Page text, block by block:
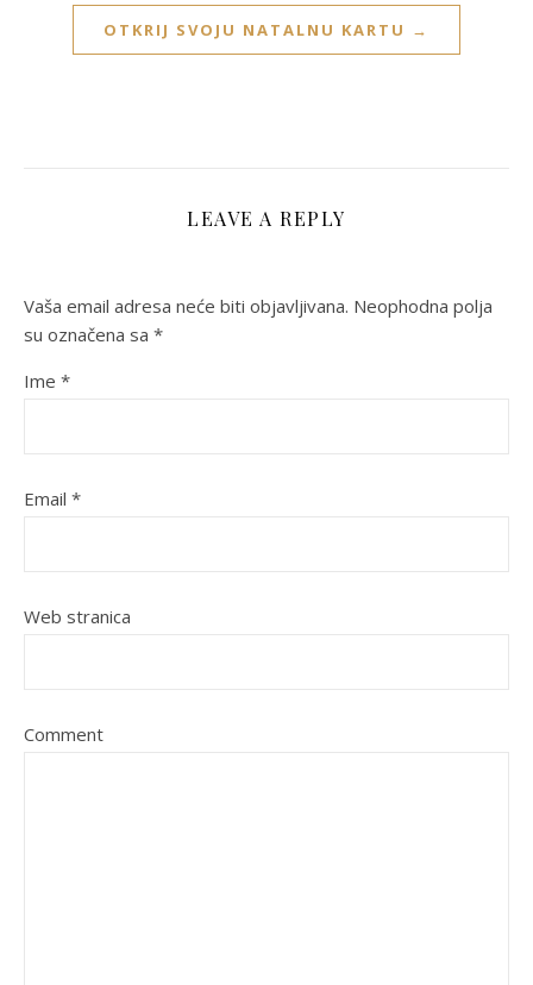
OTKRIJ SVOJU NATALNU KARTU →
LEAVE A REPLY
Vaša email adresa neće biti objavljivana. Neophodna polja
su označena sa *
Ime *
Email *
Web stranica
Comment